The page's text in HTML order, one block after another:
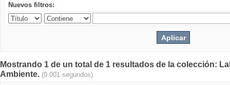
Nuevos filtros:
Mostrando 1 de un total de 1 resultados de la colección:
Ambiente. (0.001 segundos)